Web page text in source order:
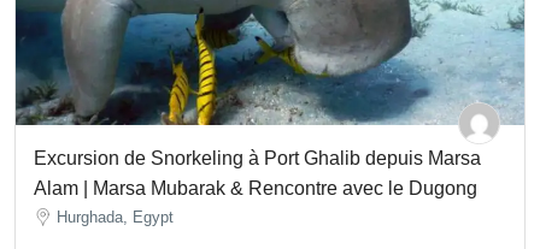
Excursion de Snorkeling à Port Ghalib depuis Marsa
Alam | Marsa Mubarak & Rencontre avec le Dugong
Hurghada, Egypt